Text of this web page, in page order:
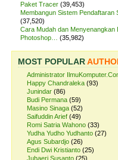
Paket Tracer (39,453)
Membangun Sistem Pendaftaran
(37,520)
Cara Mudah dan Menyenangkan
Photoshop…
(35,982)
MOST POPULAR
Administrator
Happy Chandraleka (93)
Junindar (86)
Budi Permana (59)
Masino Sinaga (52)
Saifuddin Arief (49)
Romi Satria Wahono (33)
Yudha Yudho Yudhanto (27)
Agus Subardjo (26)
Endi Dwi Kristianto (25)
Juhaeri Susanto (25)